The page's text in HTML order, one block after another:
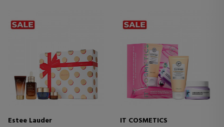
Estee Lauder
IT COSMETICS